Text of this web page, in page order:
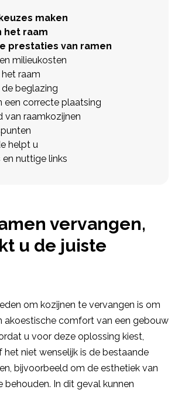
maken
het raam
prestaties van ramen
milieukosten
raam
beglazing
een correcte plaatsing
van raamkozijnen
helpt u
en nuttige links
vervangen,
u de juiste
om kozijnen te vervangen is om
akoestische comfort van een gebouw
u voor deze oplossing kiest,
niet wenselijk is de bestaande
bijvoorbeeld om de esthetiek van
behouden. In dit geval kunnen